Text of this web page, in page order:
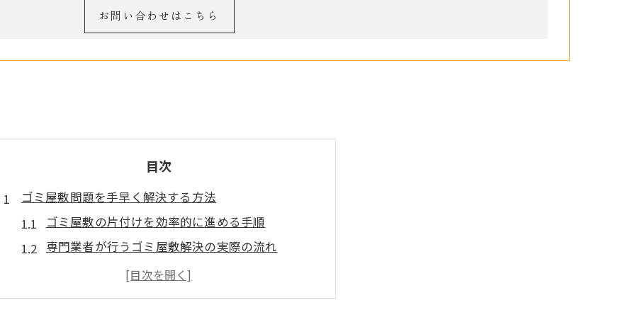
お問い合わせはこちら
目次
ゴミ屋敷問題を手早く解決する方法
ゴミ屋敷の片付けを効率的に進める手順
専門業者が行うゴミ屋敷解決の実際の流れ
ゴミ屋敷清掃を迅速化するための準備とは
自力でゴミ屋敷を解決する際の注意点